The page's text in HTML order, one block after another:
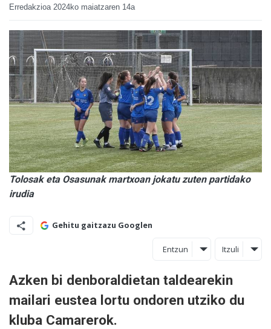
Erredakzioa 2024ko maiatzaren 14a
Tolosak eta Osasunak martxoan jokatu zuten partidako
irudia
Gehitu gaitzazu Googlen
Entzun Itzuli
Azken bi denboraldietan taldearekin
mailari eustea lortu ondoren utziko du
kluba Camarerok.